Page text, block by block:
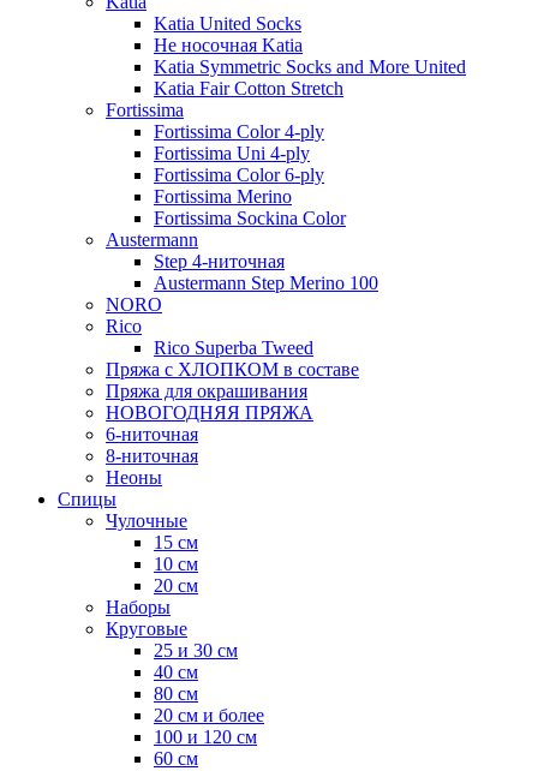
Katia United Socks
Не носочная Katia
Katia Symmetric Socks and More United
Katia Fair Cotton Stretch
Fortissima
Fortissima Color 4-ply
Fortissima Uni 4-ply
Fortissima Color 6-ply
Fortissima Merino
Fortissima Sockina Color
Austermann
Step 4-ниточная
Austermann Step Merino 100
NORO
Rico
Rico Superba Tweed
Пряжа с ХЛОПКОМ в составе
Пряжа для окрашивания
НОВОГОДНЯЯ ПРЯЖА
6-ниточная
8-ниточная
Неоны
Спицы
Чулочные
15 см
10 см
20 см
Наборы
Круговые
25 и 30 см
40 см
80 см
20 см и более
100 и 120 см
60 см